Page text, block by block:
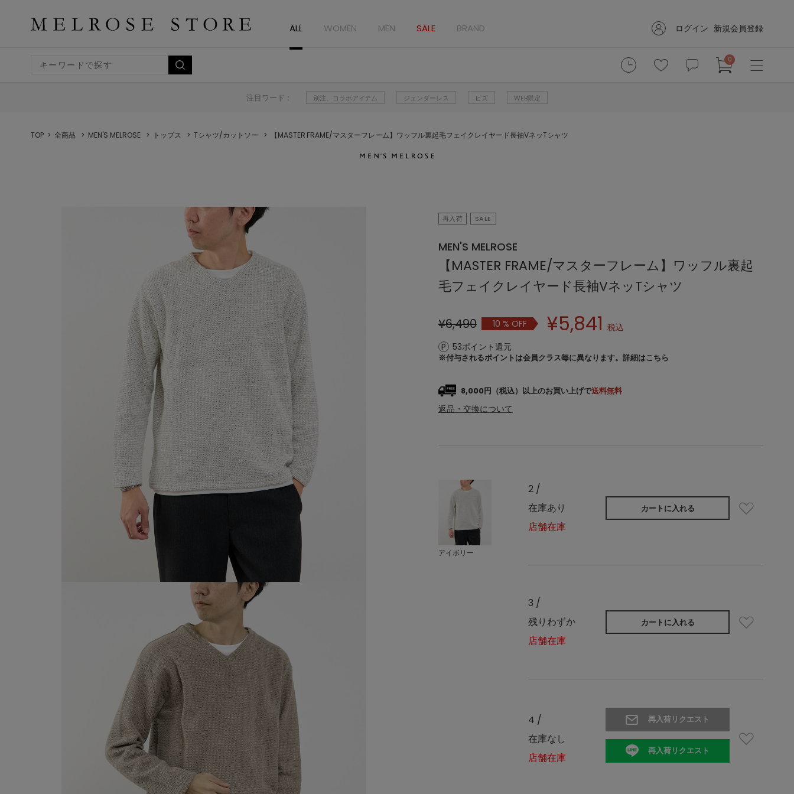
ALL WOMEN MEN SALE BRAND ログイン 新規会員登録
0
注目ワード： 別注、コラボアイテム ジェンダーレス ビズ WEB限定
TOP 全商品 MEN'S MELROSE トップス Tシャツ/カットソー 【MASTER FRAME/マスターフレーム】ワッフル裏起毛フェイクレイヤード長袖VネッTシャツ
再入荷 SALE
MEN'S MELROSE
【MASTER FRAME/マスターフレーム】ワッフル裏起
毛フェイクレイヤード長袖VネッTシャツ
¥6,490 10 % OFF ¥5,841 税込
53ポイント還元
※付与されるポイントは会員クラス毎に異なります。 詳細はこちら
8,000円（税込）以上のお買い上げで送料無料
返品・交換について
アイボリー
2 /
在庫あり
店舗在庫
カートに入れる
3 /
残りわずか
店舗在庫
カートに入れる
4 /
在庫なし
店舗在庫
再入荷リクエスト
再入荷リクエスト